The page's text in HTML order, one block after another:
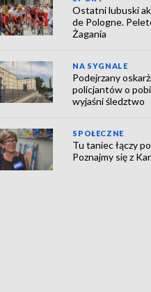
Ostatni lubuski
de Pologne.
Żagania
NA SYGNALE
Podejrzany
policjantów o
wyjaśni śledztwo
SPOŁECZNE
Tu taniec łączy
Poznajmy się z